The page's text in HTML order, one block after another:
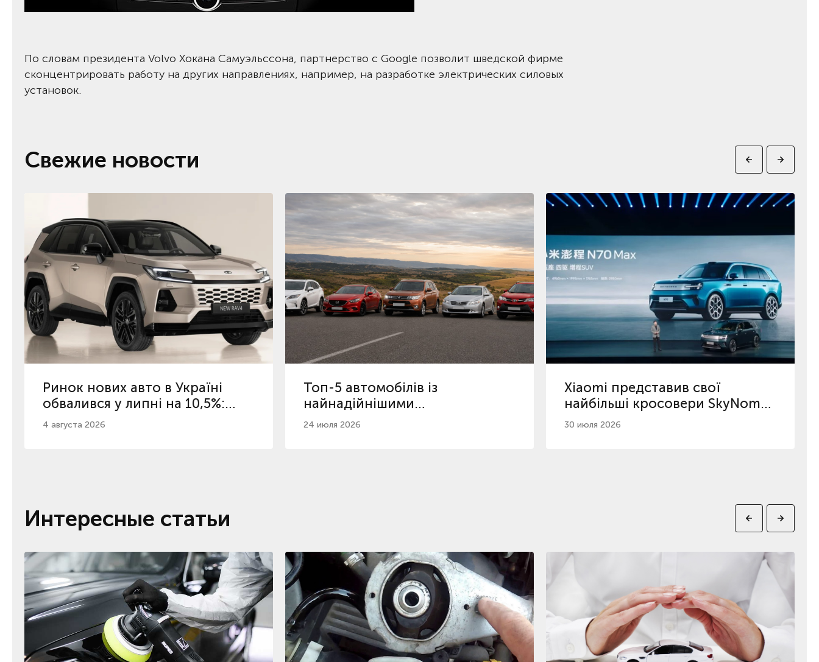
По словам президента Volvo Хокана Самуэльссона, партнерство с Google позволит шведской фирме
сконцентрировать работу на других направлениях, например, на разработке электрических силовых
установок.
Свежие новости
Ринок нових авто в Україні
обвалився у липні на 10,5%:
топ-5 популярних брендів
4 августа 2026
Топ-5 автомобілів із
найнадійнішими
автоматичними коробками
24 июля 2026
Xiaomi представив свої
найбільші кросовери SkyNomad
з максимальним пробігом
30 июля 2026
Интересные статьи